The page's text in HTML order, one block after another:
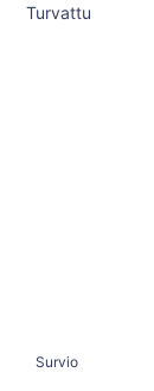
Turvattu
Survio